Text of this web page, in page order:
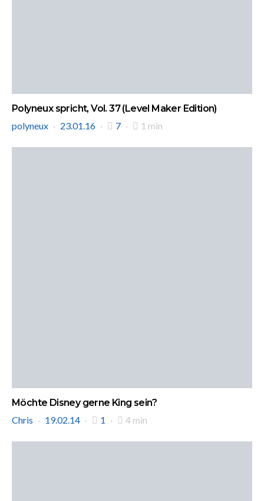
Polyneux spricht, Vol. 37 (Level Maker Edition)
polyneux
23.01.16 7 1 min
Möchte Disney gerne King sein?
Chris
19.02.14 1 4 min